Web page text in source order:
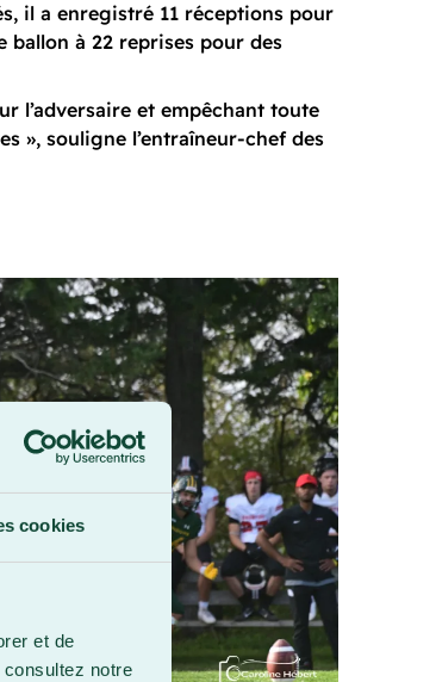
cookies
et de
notre
il a enregistré 11 réceptions pour
à 22 reprises pour des
l’adversaire et empêchant toute
», souligne l’entraîneur-chef des